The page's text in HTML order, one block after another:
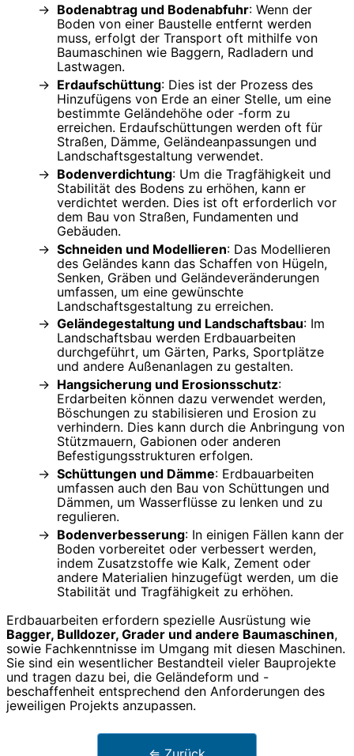
Bodenabtrag und Bodenabfuhr: Wenn der
Boden von einer Baustelle entfernt werden
muss, erfolgt der Transport oft mithilfe von
Baumaschinen wie Baggern, Radladern und
Lastwagen.
Erdaufschüttung: Dies ist der Prozess des
Hinzufügens von Erde an einer Stelle, um eine
bestimmte Geländehöhe oder -form zu
erreichen. Erdaufschüttungen werden oft für
Straßen, Dämme, Geländeanpassungen und
Landschaftsgestaltung verwendet.
Bodenverdichtung: Um die Tragfähigkeit und
Stabilität des Bodens zu erhöhen, kann er
verdichtet werden. Dies ist oft erforderlich vor
dem Bau von Straßen, Fundamenten und
Gebäuden.
Schneiden und Modellieren: Das Modellieren
des Geländes kann das Schaffen von Hügeln,
Senken, Gräben und Geländeveränderungen
umfassen, um eine gewünschte
Landschaftsgestaltung zu erreichen.
Geländegestaltung und Landschaftsbau: Im
Landschaftsbau werden Erdbauarbeiten
durchgeführt, um Gärten, Parks, Sportplätze
und andere Außenanlagen zu gestalten.
Hangsicherung und Erosionsschutz:
Erdarbeiten können dazu verwendet werden,
Böschungen zu stabilisieren und Erosion zu
verhindern. Dies kann durch die Anbringung von
Stützmauern, Gabionen oder anderen
Befestigungsstrukturen erfolgen.
Schüttungen und Dämme: Erdbauarbeiten
umfassen auch den Bau von Schüttungen und
Dämmen, um Wasserflüsse zu lenken und zu
regulieren.
Bodenverbesserung: In einigen Fällen kann der
Boden vorbereitet oder verbessert werden,
indem Zusatzstoffe wie Kalk, Zement oder
andere Materialien hinzugefügt werden, um die
Stabilität und Tragfähigkeit zu erhöhen.
Erdbauarbeiten erfordern spezielle Ausrüstung wie
Bagger, Bulldozer, Grader und andere Baumaschinen,
sowie Fachkenntnisse im Umgang mit diesen Maschinen.
Sie sind ein wesentlicher Bestandteil vieler Bauprojekte
und tragen dazu bei, die Geländeform und -
beschaffenheit entsprechend den Anforderungen des
jeweiligen Projekts anzupassen.